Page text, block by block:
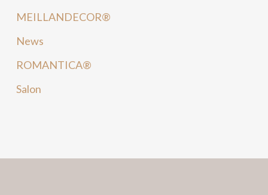
MEILLANDECOR®
News
ROMANTICA®
Salon